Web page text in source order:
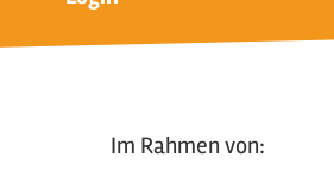
Im Rahmen von: